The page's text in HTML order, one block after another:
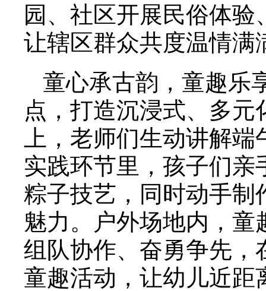
园、社区开展民俗体
让辖区群众共度温情满
童心承古韵，童趣乐
点，打造沉浸式、多
上，老师们生动讲解
实践环节里，孩子们
粽子技艺，同时动手制
魅力。户外场地内，
组队协作、奋勇争先，
童趣活动，让幼儿近距